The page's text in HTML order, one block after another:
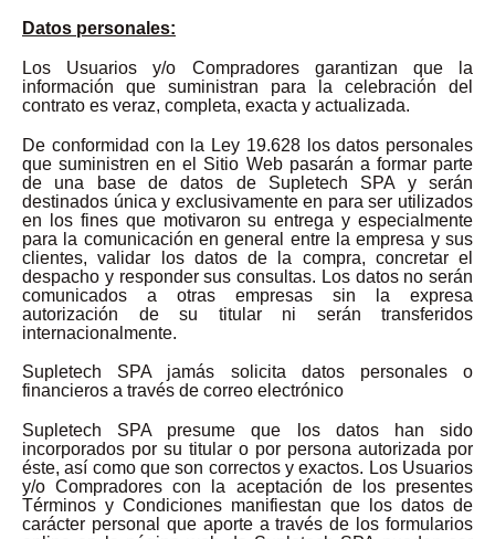
Datos personales:
Los Usuarios y/o Compradores garantizan que la
información que suministran para la celebración del
contrato es veraz, completa, exacta y actualizada.
De conformidad con la Ley 19.628 los datos personales
que suministren en el Sitio Web pasarán a formar parte
de una base de datos de Supletech SPA y serán
destinados única y exclusivamente en para ser utilizados
en los fines que motivaron su entrega y especialmente
para la comunicación en general entre la empresa y sus
clientes, validar los datos de la compra, concretar el
despacho y responder sus consultas. Los datos no serán
comunicados a otras empresas sin la expresa
autorización de su titular ni serán transferidos
internacionalmente.
Supletech SPA jamás solicita datos personales o
financieros a través de correo electrónico
Supletech SPA presume que los datos han sido
incorporados por su titular o por persona autorizada por
éste, así como que son correctos y exactos. Los Usuarios
y/o Compradores con la aceptación de los presentes
Términos y Condiciones manifiestan que los datos de
carácter personal que aporte a través de los formularios